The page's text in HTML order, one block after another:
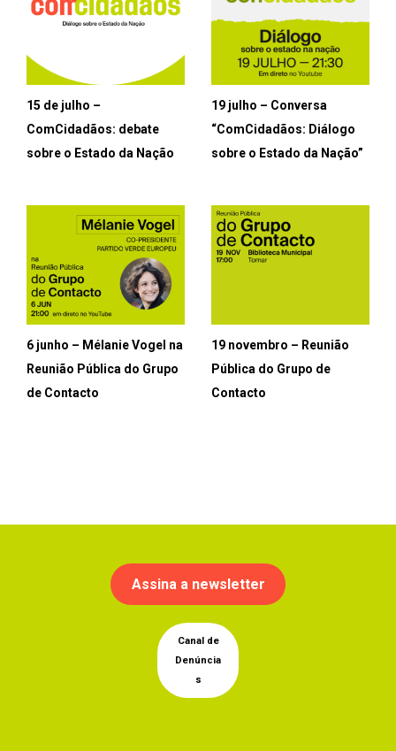
15 de julho –
ComCidadãos: debate
sobre o Estado da Nação
19 julho – Conversa
“ComCidadãos: Diálogo
sobre o Estado da Nação”
6 junho – Mélanie Vogel na
Reunião Pública do Grupo
de Contacto
19 novembro – Reunião
Pública do Grupo de
Contacto
Assina a newsletter
Canal de
Denúncia
s